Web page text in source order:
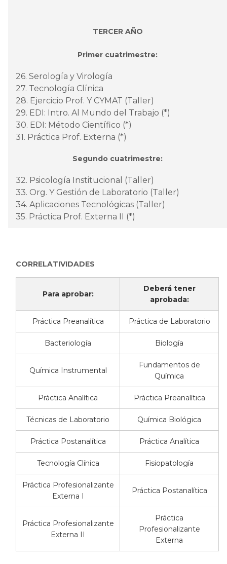
TERCER AÑO
Primer cuatrimestre:
26. Serología y Virología
27. Tecnología Clínica
28. Ejercicio Prof. Y CYMAT (Taller)
29. EDI: Intro. Al Mundo del Trabajo (*)
30. EDI: Método Científico (*)
31. Práctica Prof. Externa (*)
Segundo cuatrimestre:
32. Psicología Institucional (Taller)
33. Org. Y Gestión de Laboratorio (Taller)
34. Aplicaciones Tecnológicas (Taller)
35. Práctica Prof. Externa II (*)
CORRELATIVIDADES
Para aprobar:
Deberá tener
aprobada:
Práctica Preanalítica Práctica de Laboratorio
Bacteriología Biología
Química Instrumental
Fundamentos de
Química
Práctica Analítica Práctica Preanalítica
Técnicas de Laboratorio Química Biológica
Práctica Postanalítica Práctica Analítica
Tecnología Clínica Fisiopatología
Práctica Profesionalizante
Externa I
Práctica Postanalítica
Práctica Profesionalizante
Externa II
Práctica
Profesionalizante
Externa